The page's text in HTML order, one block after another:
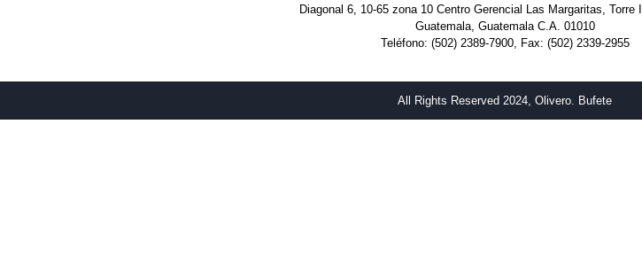
Diagonal 6, 10-65 zona 10 Centro Gerencial Las Margaritas, Torre
Guatemala, Guatemala C.A. 01010
Teléfono: (502) 2389-7900, Fax: (502) 2339-2955
All Rights Reserved 2024, Olivero. Bufete